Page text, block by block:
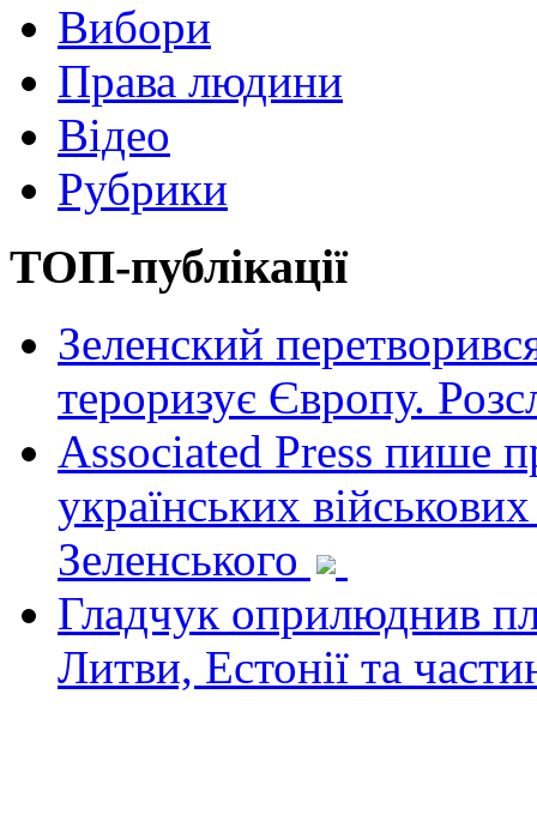
Вибори
Права людини
Відео
Рубрики
ТОП-публікації
Зеленский
тероризує Європу.
Associated Press пише
українських
Зеленського
Гладчук оприлюднив
Литви, Естонії та